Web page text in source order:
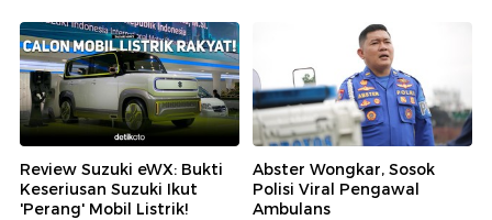
Review Suzuki eWX: Bukti
Keseriusan Suzuki Ikut
'Perang' Mobil Listrik!
Abster Wongkar, Sosok
Polisi Viral Pengawal
Ambulans